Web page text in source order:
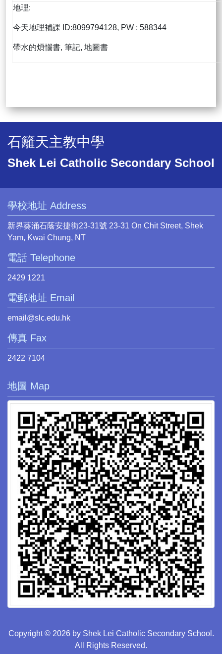
地理:
今天地理補課 ID:8099794128, PW : 588344
帶水的煩惱書, 筆記, 地圖書
石籬天主教中學
Shek Lei Catholic Secondary School
學校地址 Address
新界葵涌石蔭安捷街23-31號 23-31 On Chit Street, Shek
Yam, Kwai Chung, NT
電話 Telephone
2429 1221
電郵地址 Email
email@slc.edu.hk
傳真 Fax
2422 7104
地圖 Map
Copyright © 2026 by Shek Lei Catholic Secondary School.
All Rights Reserved.